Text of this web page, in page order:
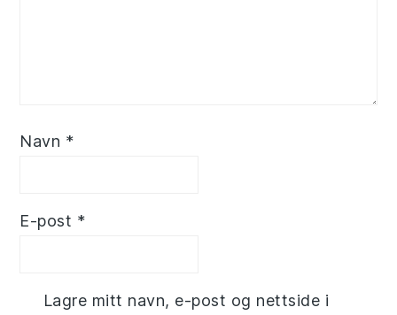
Navn *
E-post *
Lagre mitt navn, e-post og nettside i